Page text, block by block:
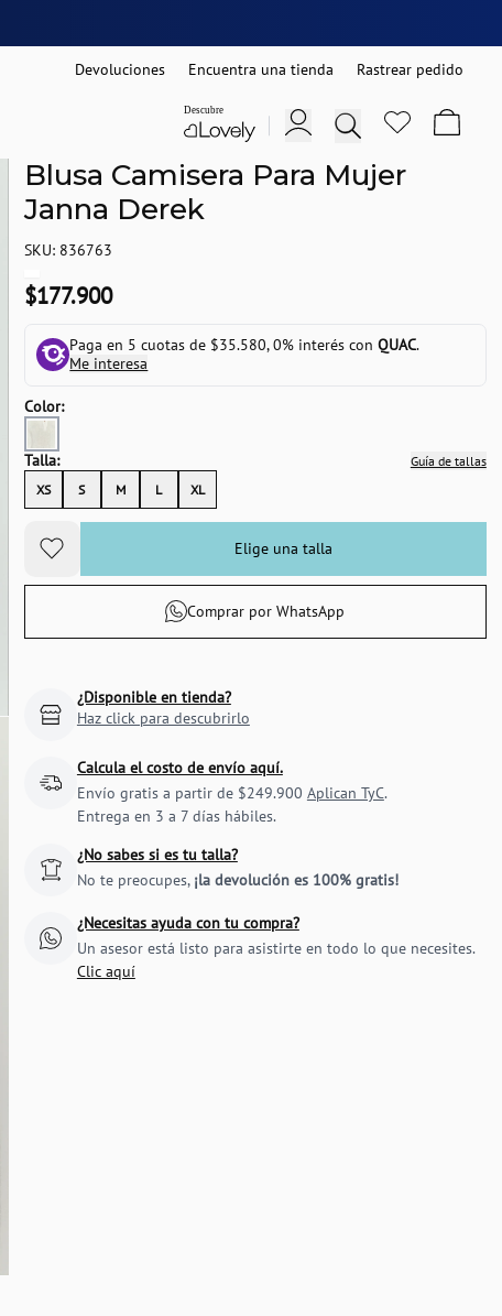
Devoluciones Encuentra una tienda Rastrear pedido
Blusa Camisera Para Mujer
Janna Derek
SKU: 836763
$177.900
Paga en 5 cuotas de $35.580, 0% interés conQUAC.
Me interesa
Color:
Talla:
Guía de tallas
XS
S M L XL
Elige una talla
Comprar por WhatsApp
¿Disponible en tienda?
Haz click para descubrirlo
Calcula el costo de envío aquí.
Envío gratis a partir de $249.900 Aplican TyC.
Entrega en 3 a 7 días hábiles.
¿No sabes si es tu talla?
No te preocupes, ¡la devolución es 100% gratis!
¿Necesitas ayuda con tu compra?
Un asesor está listo para asistirte en todo lo que necesites.
Clic aquí